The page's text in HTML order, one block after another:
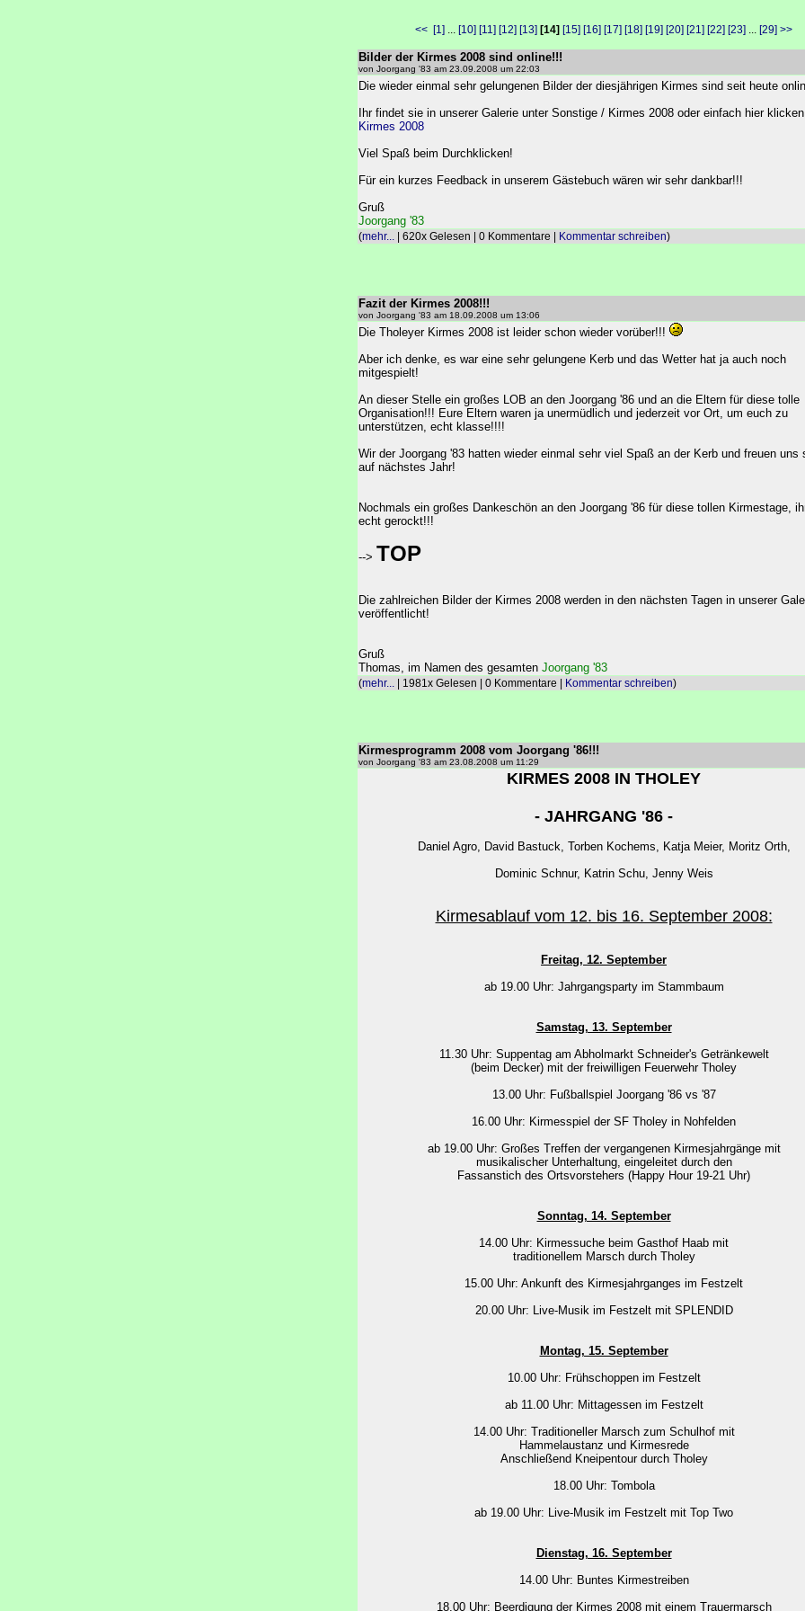
<< [1] ... [10] [11] [12] [13] [14] [15] [16] [17] [18] [19] [20] [21] [22] [23] ... [29] >>
Bilder der Kirmes 2008 sind online!!!
von Joorgang '83 am 23.09.2008 um 22:03
Die wieder einmal sehr gelungenen Bilder der diesjährigen Kirmes sind seit heute
Ihr findet sie in unserer Galerie unter Sonstige / Kirmes 2008 oder einfach hier
Kirmes 2008
Viel Spaß beim Durchklicken!
Für ein kurzes Feedback in unserem Gästebuch wären wir sehr dankbar!!!
Gruß
Joorgang '83
(mehr... | 620x Gelesen | 0 Kommentare | Kommentar schreiben)
Fazit der Kirmes 2008!!!
von Joorgang '83 am 18.09.2008 um 13:06
Die Tholeyer Kirmes 2008 ist leider schon wieder vorüber!!!
Aber ich denke, es war eine sehr gelungene Kerb und das Wetter hat ja auch noch
mitgespielt!
An dieser Stelle ein großes LOB an den Joorgang '86 und an die Eltern für diese tolle
Organisation!!! Eure Eltern waren ja unermüdlich und jederzeit vor Ort, um euch zu
unterstützen, echt klasse!!!!
Wir der Joorgang '83 hatten wieder einmal sehr viel Spaß an der Kerb und freuen uns
auf nächstes Jahr!
Nochmals ein großes Dankeschön an den Joorgang '86 für diese tollen Kirmestage,
echt gerockt!!!
--> TOP
Die zahlreichen Bilder der Kirmes 2008 werden in den nächsten Tagen in unserer
veröffentlicht!
Gruß
Thomas, im Namen des gesamten Joorgang '83
(mehr... | 1981x Gelesen | 0 Kommentare | Kommentar schreiben)
Kirmesprogramm 2008 vom Joorgang '86!!!
von Joorgang '83 am 23.08.2008 um 11:29
KIRMES 2008 IN THOLEY
- JAHRGANG '86 -
Daniel Agro, David Bastuck, Torben Kochems, Katja Meier, Moritz Orth,
Dominic Schnur, Katrin Schu, Jenny Weis
Kirmesablauf vom 12. bis 16. September 2008:
Freitag, 12. September
ab 19.00 Uhr: Jahrgangsparty im Stammbaum
Samstag, 13. September
11.30 Uhr: Suppentag am Abholmarkt Schneider's Getränkewelt
(beim Decker) mit der freiwilligen Feuerwehr Tholey
13.00 Uhr: Fußballspiel Joorgang '86 vs '87
16.00 Uhr: Kirmesspiel der SF Tholey in Nohfelden
ab 19.00 Uhr: Großes Treffen der vergangenen Kirmesjahrgänge mit
musikalischer Unterhaltung, eingeleitet durch den
Fassanstich des Ortsvorstehers (Happy Hour 19-21 Uhr)
Sonntag, 14. September
14.00 Uhr: Kirmessuche beim Gasthof Haab mit
traditionellem Marsch durch Tholey
15.00 Uhr: Ankunft des Kirmesjahrganges im Festzelt
20.00 Uhr: Live-Musik im Festzelt mit SPLENDID
Montag, 15. September
10.00 Uhr: Frühschoppen im Festzelt
ab 11.00 Uhr: Mittagessen im Festzelt
14.00 Uhr: Traditioneller Marsch zum Schulhof mit
Hammelaustanz und Kirmesrede
Anschließend Kneipentour durch Tholey
18.00 Uhr: Tombola
ab 19.00 Uhr: Live-Musik im Festzelt mit Top Two
Dienstag, 16. September
14.00 Uhr: Buntes Kirmestreiben
18.00 Uhr: Beerdigung der Kirmes 2008 mit einem Trauermarsch